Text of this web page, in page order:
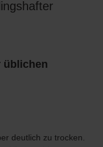
üblichen
deutlich zu trocken.